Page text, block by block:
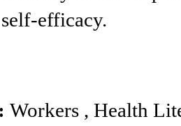
efficacy.
Workers , Health